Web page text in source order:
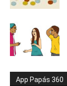
App Papás 360